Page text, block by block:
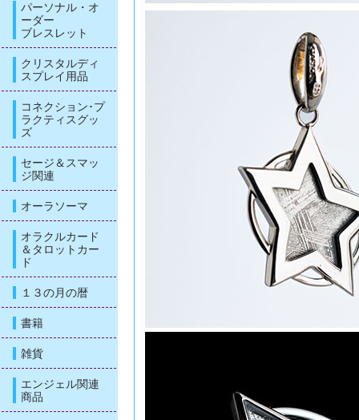
パーソナル・オ
ーダー
ブレスレット
クリスタルディ
スプレイ用品
コネクション･プ
ラクティスグッ
ズ
セージ＆スマッ
ジ関連
オーラソーマ
オラクルカード
＆タロットカー
ド
１３の月の暦
書籍
雑貨
エンジェル関連
商品